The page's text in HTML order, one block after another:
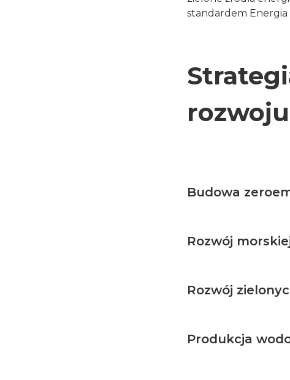
standardem Energia
rozwoju
Budowa
Rozwój
Rozwój
Produkcja